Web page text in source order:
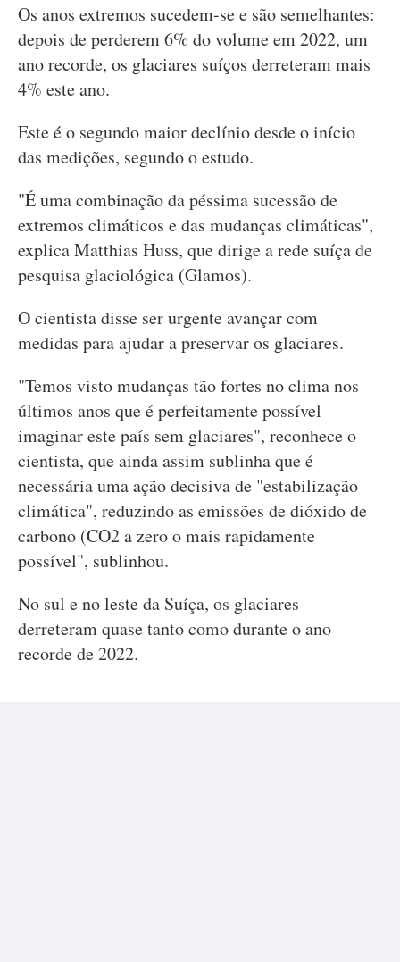
Os anos extremos sucedem-se e são semelhantes:
depois de perderem 6% do volume em 2022, um
ano recorde, os glaciares suíços derreteram mais
4% este ano.
Este é o segundo maior declínio desde o início
das medições, segundo o estudo.
"É uma combinação da péssima sucessão de
extremos climáticos e das mudanças climáticas",
explica Matthias Huss, que dirige a rede suíça de
pesquisa glaciológica (Glamos).
O cientista disse ser urgente avançar com
medidas para ajudar a preservar os glaciares.
"Temos visto mudanças tão fortes no clima nos
últimos anos que é perfeitamente possível
imaginar este país sem glaciares", reconhece o
cientista, que ainda assim sublinha que é
necessária uma ação decisiva de "estabilização
climática", reduzindo as emissões de dióxido de
carbono (CO2 a zero o mais rapidamente
possível", sublinhou.
No sul e no leste da Suíça, os glaciares
derreteram quase tanto como durante o ano
recorde de 2022.